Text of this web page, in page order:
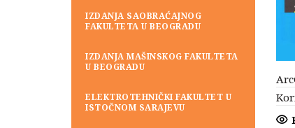
IZDANJA SAOBRAĆAJNOG
FAKULTETA U BEOGRADU
IZDANJA MAŠINSKOG FAKULTETA
U BEOGRADU
ELEKTROTEHNIČKI FAKULTET U
ISTOČNOM SARAJEVU